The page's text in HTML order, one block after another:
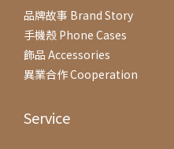
品牌故事 Brand Story
手機殼 Phone Cases
飾品 Accessories
異業合作 Cooperation
Service